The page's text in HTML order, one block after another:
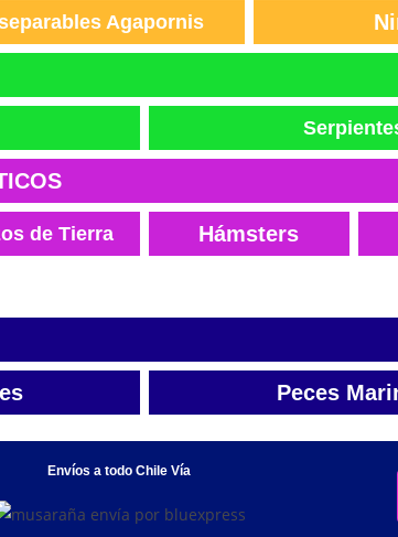
Agapornis
de Tierra Hámsters
Peces
Envíos a todo Chile Vía